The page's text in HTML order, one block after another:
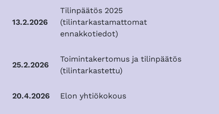
13.2.2026
Tilinpäätös 2025
(tilintarkastamattomat
ennakkotiedot)
25.2.2026
Toimintakertomus ja tilinpäätös
(tilintarkastettu)
20.4.2026 Elon yhtiökokous